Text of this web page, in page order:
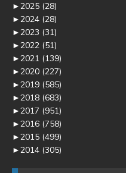
►2025 (28)
►2024 (28)
►2023 (31)
►2022 (51)
►2021 (139)
►2020 (227)
►2019 (585)
►2018 (683)
►2017 (951)
►2016 (758)
►2015 (499)
►2014 (305)